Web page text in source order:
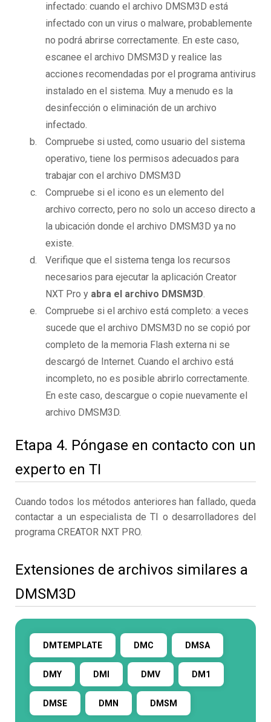
infectado: cuando el archivo DMSM3D está
infectado con un virus o malware, probablemente
no podrá abrirse correctamente. En este caso,
escanee el archivo DMSM3D y realice las
acciones recomendadas por el programa antivirus
instalado en el sistema. Muy a menudo es la
desinfección o eliminación de un archivo
infectado.
Compruebe si usted, como usuario del sistema
operativo, tiene los permisos adecuados para
trabajar con el archivo DMSM3D
Compruebe si el icono es un elemento del
archivo correcto, pero no solo un acceso directo a
la ubicación donde el archivo DMSM3D ya no
existe.
Verifique que el sistema tenga los recursos
necesarios para ejecutar la aplicación Creator
NXT Pro y abra el archivo DMSM3D.
Compruebe si el archivo está completo: a veces
sucede que el archivo DMSM3D no se copió por
completo de la memoria Flash externa ni se
descargó de Internet. Cuando el archivo está
incompleto, no es posible abrirlo correctamente.
En este caso, descargue o copie nuevamente el
archivo DMSM3D.
Etapa 4. Póngase en contacto con un
experto en TI
Cuando todos los métodos anteriores han fallado, queda
contactar a un especialista de TI o desarrolladores del
programa CREATOR NXT PRO.
Extensiones de archivos similares a
DMSM3D
DMTEMPLATE DMC DMSA
DMY DMI DMV DM1
DMSE DMN DMSM